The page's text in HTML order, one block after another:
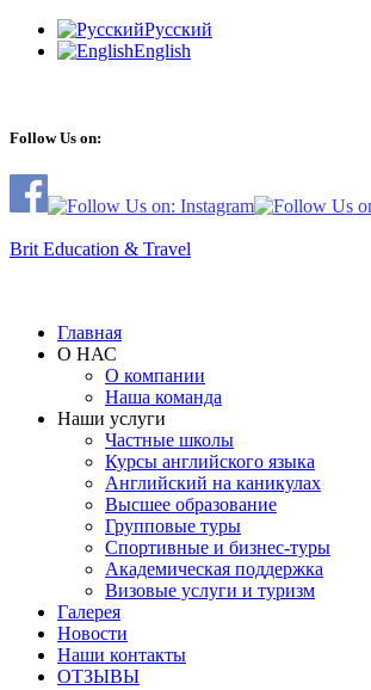
Русский
English
Follow Us on:
Brit Education & Travel
Главная
О НАС
О компании
Наша команда
Наши услуги
Частные школы
Курсы английского языка
Английский на каникулах
Высшее образование
Групповые туры
Спортивные и бизнес-туры
Академическая поддержка
Визовые услуги и туризм
Галерея
Новости
Наши контакты
ОТЗЫВЫ